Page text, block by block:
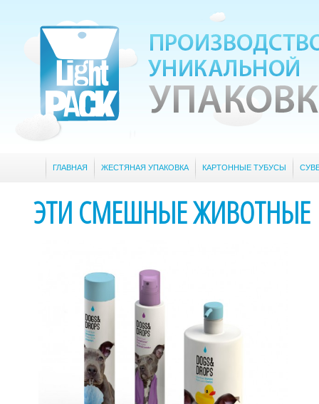
ГЛАВНАЯ ЖЕСТЯНАЯ УПАКОВКА КАРТОННЫЕ ТУБУСЫ
ЭТИ СМЕШНЫЕ ЖИВОТНЫЕ